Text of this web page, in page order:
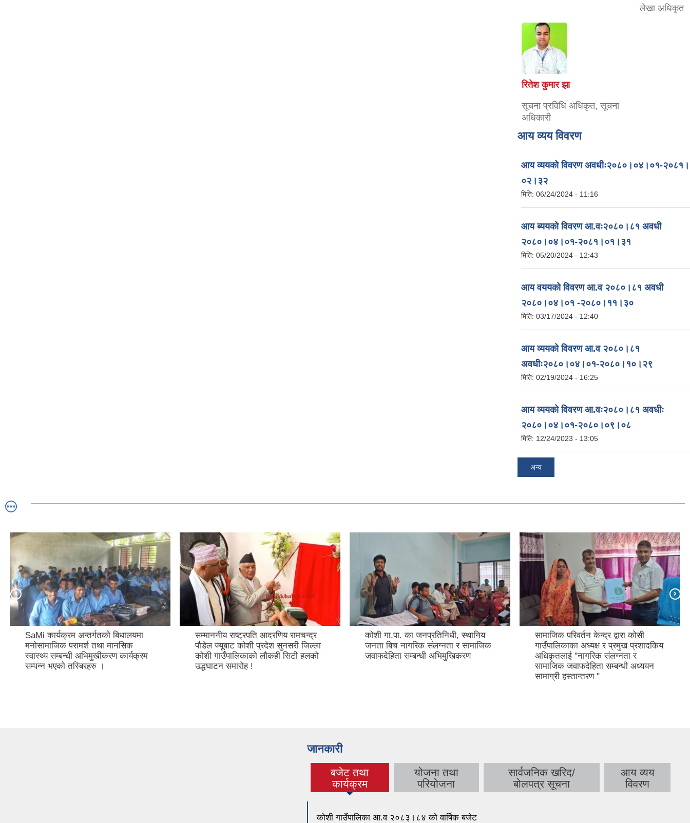
लेखा अधिकृत
रितेश कुमार झा
सूचना प्रविधि अधिकृत, सूचना
अधिकारी
आय व्यय विवरण
आय व्ययको विवरण अवधीः२०८०।०४।०१-२०८१।
०२।३२
मिति: 06/24/2024 - 11:16
आय ब्ययको विवरण आ.वः२०८०।८१ अवधी
२०८०।०४।०१-२०८१।०१।३१
मिति: 05/20/2024 - 12:43
आय वययको विवरण आ.व २०८०।८१ अवधी
२०८०।०४।०१ -२०८०।११।३०
मिति: 03/17/2024 - 12:40
आय व्ययको विवरण आ.व २०८०।८१
अवधीः२०८०।०४।०१-२०८०।१०।२९
मिति: 02/19/2024 - 16:25
आय व्ययको विवरण आ.वः२०८०।८१ अवधीः
२०८०।०४।०१-२०८०।०९।०८
मिति: 12/24/2023 - 13:05
अन्य
SaMi कार्यक्रम अन्तर्गतको बिधालयमा
मनोसामाजिक परामर्श तथा मानसिक
स्वास्थ्य सम्बन्धी अभिमुखीकरण कार्यक्रम
सम्पन्न भएको तस्बिरहरु ।
सम्माननीय राष्ट्रपति आदरणिय रामचन्द्र
पौडेल ज्यूबाट कोशी प्रदेश सुनसरी जिल्ला
कोशी गाउँपालिकाको लौकही सिटी हलको
उद्धघाटन समारोह !
कोशी गा.पा. का जनप्रतिनिधी, स्थानिय
जनता बिच नागरिक संलग्नता र सामाजिक
जवाफदेहिता सम्बन्धी अभिमुखिकरण
सामाजिक परिवर्तन केन्द्र द्वारा कोसी
गाउँपालिकाका अध्यक्ष र प्रमुख प्रशादकिय
अधिकृतलाई "नागरिक संलग्नता र
सामाजिक जवाफदेहिता सम्बन्धी अध्ययन
सामाग्री हस्तान्तरण "
जानकारी
बजेट तथा
कार्यक्रम
(active tab)
योजना तथा
परियोजना
सार्वजनिक खरिद/
बोलपत्र सूचना
आय व्यय
विवरण
कोशी गाउँपालिका आ.व २०८३।८४ को वार्षिक बजेट